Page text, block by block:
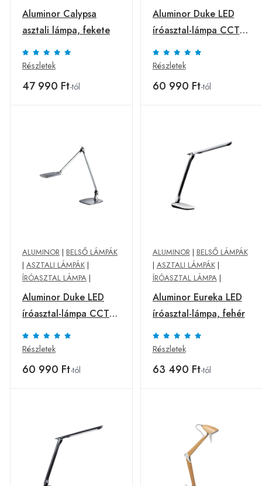
Aluminor Calypsa
asztali lámpa, fekete
Részletek
47 990 Ft-tól
Aluminor Duke LED
íróasztal-lámpa CCT
dim fekete
Részletek
60 990 Ft-tól
ALUMINOR | BELSŐ LÁMPÁK
| ASZTALI LÁMPÁK |
ÍRÓASZTAL LÁMPA |
Aluminor Duke LED
íróasztal-lámpa CCT
dim szürke
Részletek
60 990 Ft-tól
ALUMINOR| BELSŐ LÁMPÁK
| ASZTALI LÁMPÁK|
ÍRÓASZTAL LÁMPA|
Aluminor Eureka LED
íróasztal-lámpa, fehér
Részletek
63 490 Ft-tól